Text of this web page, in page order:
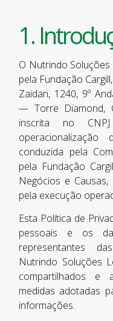
1.
O Nutrindo
pela Fundação
Zaidan, 1240, 9º
— Torre Diamond,
inscrita no
conduzida pela
pela Fundação
Negócios e
pela execução
Esta Política de
pessoais e os
representantes
Nutrindo Soluções
compartilhados e
medidas adotadas
informações.